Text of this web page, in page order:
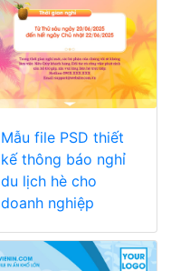
Mẫu file PSD thiết
kế thông báo nghỉ
du lịch hè cho
doanh nghiệp